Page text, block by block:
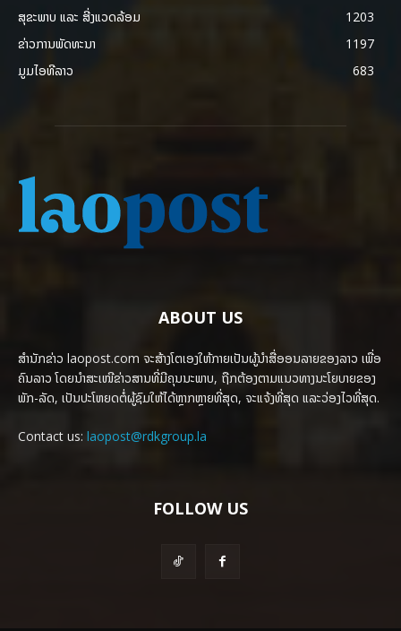
ສຸຂະພາບ ແລະ ສີ່ງແວດລ້ອມ
1203
ຂ່າວການພັດທະນາ
1197
ມູມໄອທີລາວ
683
ABOUT US
ສຳນັກຂ່າວ laopost.com ຈະສ້າງໂຕເອງໃຫ້ກາຍເປັນຜູ້ນຳສື່ອອນລາຍຂອງລາວ ເພື່ອ
ຄົນລາວ ໂດຍນຳສະເໜີຂ່າວສານທີ່ມີຄຸນນະພາບ, ຖືກຕ້ອງຕາມແນວທາງນະໂຍບາຍຂອງ
ພັກ-ລັດ, ເປັນປະໂຫຍດຕໍ່ຜູ້ຊົມໃຫ້ໄດ້ຫຼາກຫຼາຍທີ່ສຸດ, ຈະແຈ້ງທີ່ສຸດ ແລະວ່ອງໄວທີ່ສຸດ.
Contact us: laopost@rdkgroup.la
FOLLOW US